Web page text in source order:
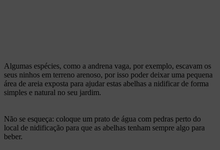
Algumas espécies, como a andrena vaga, por exemplo, escavam os
seus ninhos em terreno arenoso, por isso poder deixar uma pequena
área de areia exposta para ajudar estas abelhas a nidificar de forma
simples e natural no seu jardim.
Não se esqueça: coloque um prato de água com pedras perto do
local de nidificação para que as abelhas tenham sempre algo para
beber.